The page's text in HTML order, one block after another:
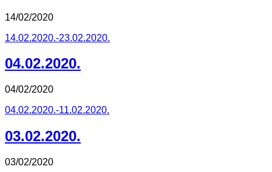
14/02/2020
14.02.2020.-23.02.2020.
04.02.2020.
04/02/2020
04.02.2020.-11.02.2020.
03.02.2020.
03/02/2020